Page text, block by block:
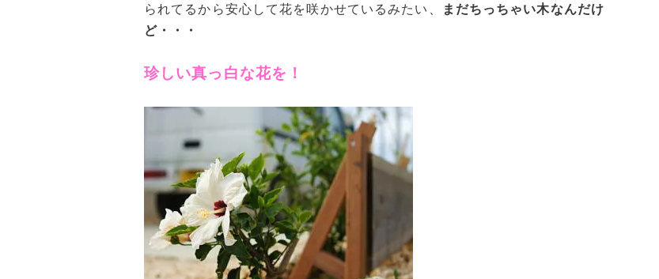
られてるから安心して花を咲かせているみたい、
まだちっちゃい木なんだけ
ど・・・
珍しい真っ白な花を！